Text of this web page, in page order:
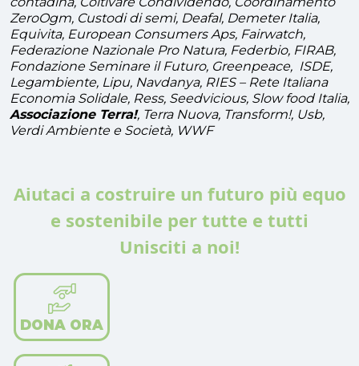
ZeroOgm, Custodi di semi, Deafal, Demeter Italia,
Equivita, European Consumers Aps, Fairwatch,
Federazione Nazionale Pro Natura, Federbio, FIRAB,
Fondazione Seminare il Futuro, Greenpeace, ISDE,
Legambiente, Lipu, Navdanya, RIES – Rete Italiana
Economia Solidale, Ress, Seedvicious, Slow food Italia,
Associazione Terra!, Terra Nuova, Transform!, Usb,
Verdi Ambiente e Società, WWF
Aiutaci a costruire un futuro più equo
e sostenibile per tutte e tutti
Unisciti a noi!
DONA ORA